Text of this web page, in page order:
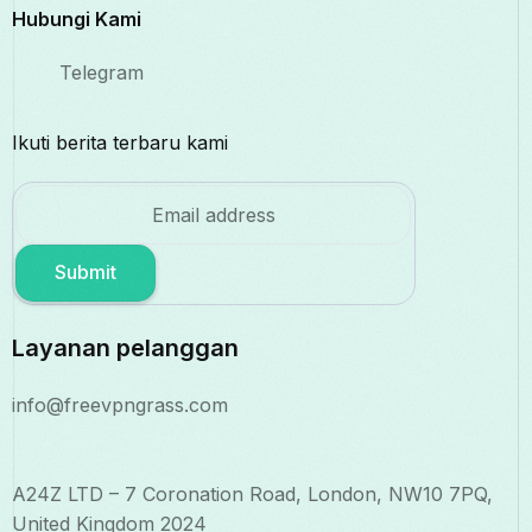
Hubungi Kami
Telegram
Ikuti berita terbaru kami
Submit
Layanan pelanggan
info@freevpngrass.com
A24Z LTD – 7 Coronation Road, London, NW10 7PQ,
United Kingdom 2024